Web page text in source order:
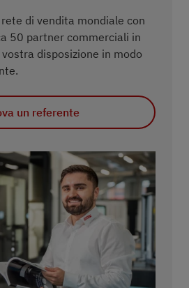
di vendita mondiale con
50 partner commerciali in
disposizione in modo
un referente